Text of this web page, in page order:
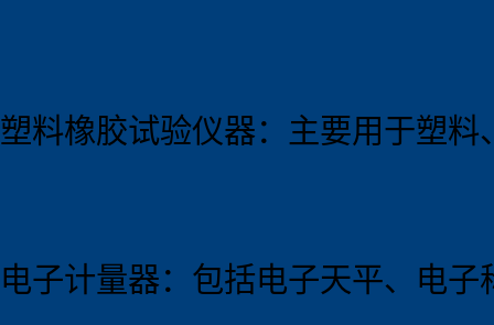
塑料橡胶试验仪器：主要用于塑
电子计量器：包括电子天平、电